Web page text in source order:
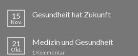
15
Nov.
Gesundheit hat Zukunft
21
Okt.
Medizin und Gesundheit
1 Kommentar